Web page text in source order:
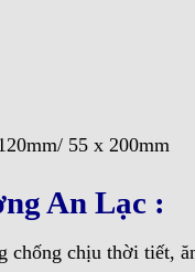
55 x 200mm
An Lạc :
chống chịu thời tiết,